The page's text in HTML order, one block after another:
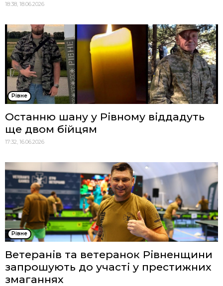
18:38, 18.06.2026
Рівне
Останню шану у Рівному віддадуть
ще двом бійцям
17:32, 16.06.2026
Рівне
Ветеранів та ветеранок Рівненщини
запрошують до участі у престижних
змаганнях